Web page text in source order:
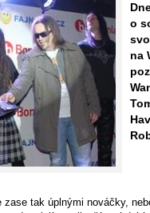
o
na
zase tak úplnými nováčky,